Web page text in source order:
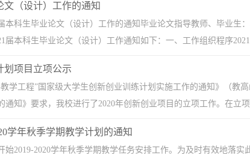
文（设计）工作的通知
本科生毕业论文（设计）工作的通知毕业论文指导教师、毕业生
届本科生毕业论文（设计）工作通知如下：一、工作组织程序
划项目立项公示
学工程”国家级大学生创新创业训练计划实施工作的通知》（教
通知》要求，我校进行了2020年创新创业项目的立项工作。在立
学年秋季学期教学计划的通知
始2019-2020学年秋季学期教学任务安排工作。为及时有效地落